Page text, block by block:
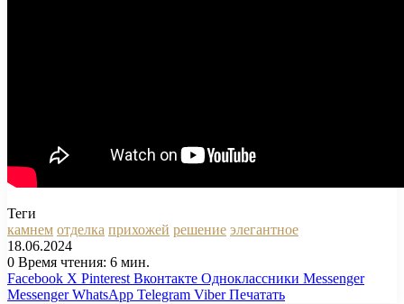
Теги
камнем отделка прихожей решение элегантное
18.06.2024
0 Время чтения: 6 мин.
Facebook X Pinterest Вконтакте Одноклассники Messenger
Messenger WhatsApp Telegram Viber Печатать